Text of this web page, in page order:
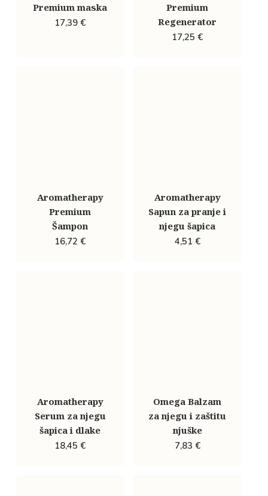
Premium maska
17,39€
Premium
Regenerator
17,25€
Aromatherapy
Premium
Šampon
16,72€
Aromatherapy
Sapun za pranje i
njegu šapica
4,51 €
Aromatherapy
Serum za njegu
šapica i dlake
18,45€
Omega Balzam
za njegu i zaštitu
njuške
7,83 €